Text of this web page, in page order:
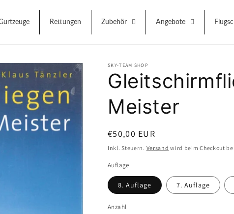
Rettungen Zubehör Angebote
SKY-TEAM SHOP
Meister
Normaler
Preis
€50,00 EUR
Inkl. Steuern. Versand wird beim Checkout
Auflage
8. Auflage 7. Auflage
Anzahl
Anzahl